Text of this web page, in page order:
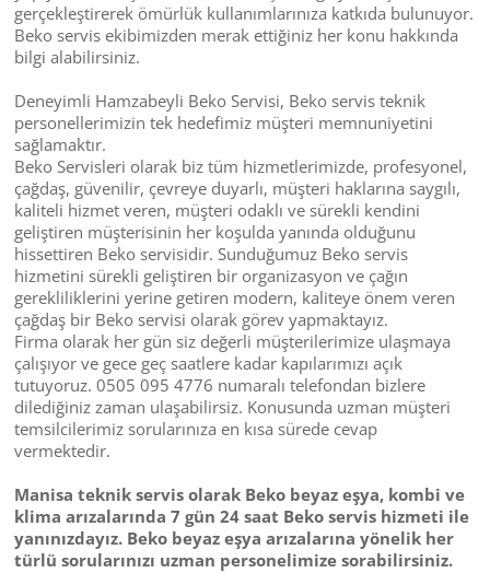
gerçekleştirerek ömürlük kullanımlarınıza katkıda bulunuyor.
Beko servis ekibimizden merak ettiğiniz her konu hakkında
bilgi alabilirsiniz.
Deneyimli Hamzabeyli Beko Servisi, Beko servis teknik
personellerimizin tek hedefimiz müşteri memnuniyetini
sağlamaktır.
Beko Servisleri olarak biz tüm hizmetlerimizde, profesyonel,
çağdaş, güvenilir, çevreye duyarlı, müşteri haklarına saygılı,
kaliteli hizmet veren, müşteri odaklı ve sürekli kendini
geliştiren müşterisinin her koşulda yanında olduğunu
hissettiren Beko servisidir. Sunduğumuz Beko servis
hizmetini sürekli geliştiren bir organizasyon ve çağın
gerekliliklerini yerine getiren modern, kaliteye önem veren
çağdaş bir Beko servisi olarak görev yapmaktayız.
Firma olarak her gün siz değerli müşterilerimize ulaşmaya
çalışıyor ve gece geç saatlere kadar kapılarımızı açık
tutuyoruz. 0505 095 4776 numaralı telefondan bizlere
dilediğiniz zaman ulaşabilirsiz. Konusunda uzman müşteri
temsilcilerimiz sorularınıza en kısa sürede cevap
vermektedir.
Manisa teknik servis olarak Beko beyaz eşya, kombi ve
klima arızalarında 7 gün 24 saat Beko servis hizmeti ile
yanınızdayız. Beko beyaz eşya arızalarına yönelik her
türlü sorularınızı uzman personelimize sorabilirsiniz.